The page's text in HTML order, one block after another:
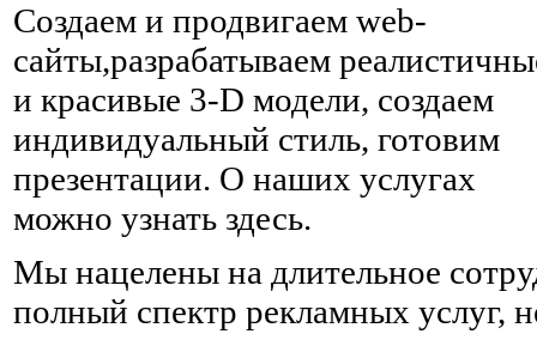
Создаем и продвигаем web-
сайты,разрабатываем
и красивые 3-D модели, создаем
индивидуальный стиль, готовим
презентации. О наших услугах
можно узнать здесь.
Мы нацелены на длительное
полный спектр рекламных услуг,